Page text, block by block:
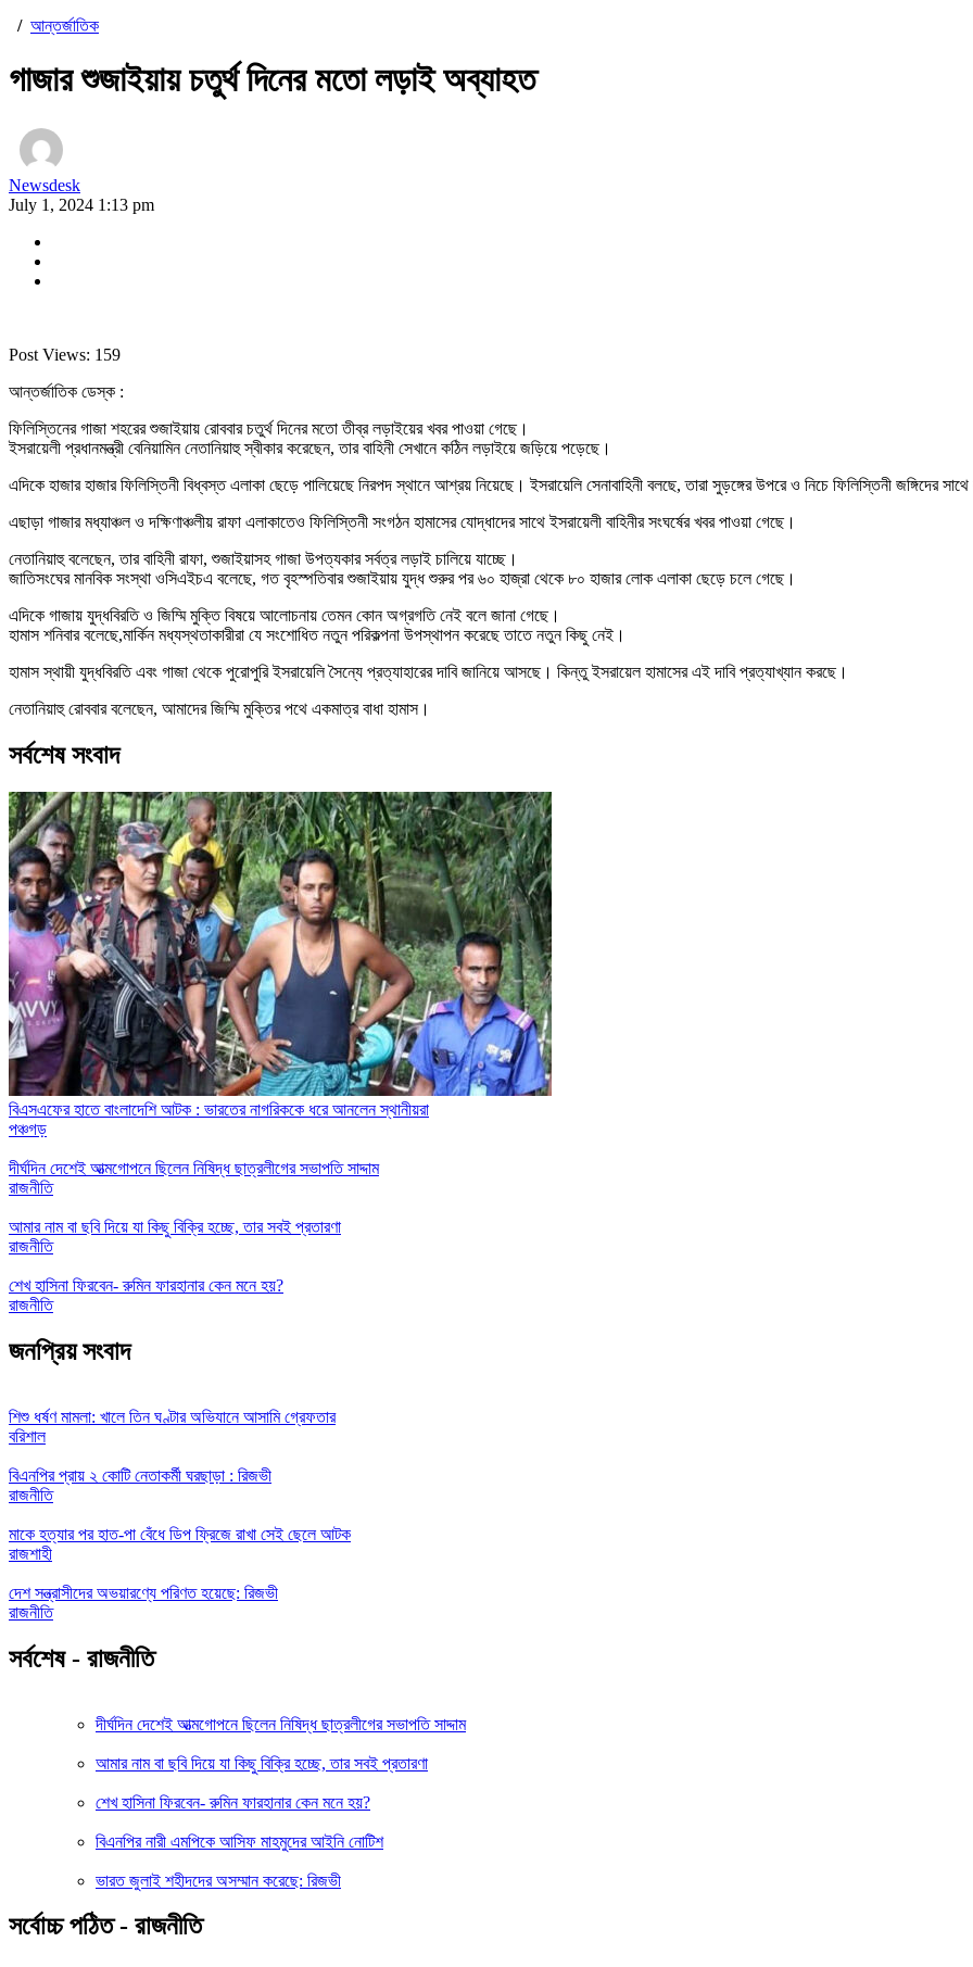
/ আন্তর্জাতিক
গাজার শুজাইয়ায় চতুর্থ দিনের মতো লড়াই অব্যাহত
Newsdesk
July 1, 2024 1:13 pm
Post Views: 159
আন্তর্জাতিক ডেস্ক :
ফিলিস্তিনের গাজা শহরের শুজাইয়ায় রোববার চতুর্থ দিনের মতো তীব্র লড়াইয়ের খবর পাওয়া গেছে।
ইসরায়েলী প্রধানমন্ত্রী বেনিয়ামিন নেতানিয়াহু স্বীকার করেছেন, তার বাহিনী সেখানে কঠিন লড়াইয়ে জড়িয়ে পড়েছে।
এদিকে হাজার হাজার ফিলিস্তিনী বিধ্বস্ত এলাকা ছেড়ে পালিয়েছে নিরপদ স্থানে আশ্রয় নিয়েছে। ইসরায়েলি সেনাবাহিনী বলছে, তারা সুড়ঙ্গের উপরে ও নিচে ফিলিস্তিনী জঙ্গিদের সাথে
এছাড়া গাজার মধ্যাঞ্চল ও দক্ষিণাঞ্চলীয় রাফা এলাকাতেও ফিলিস্তিনী সংগঠন হামাসের যোদ্ধাদের সাথে ইসরায়েলী বাহিনীর সংঘর্ষের খবর পাওয়া গেছে।
নেতানিয়াহু বলেছেন, তার বাহিনী রাফা, শুজাইয়াসহ গাজা উপত্যকার সর্বত্র লড়াই চালিয়ে যাচ্ছে।
জাতিসংঘের মানবিক সংস্থা ওসিএইচএ বলেছে, গত বৃহস্পতিবার শুজাইয়ায় যুদ্ধ শুরুর পর ৬০ হাজ্রা থেকে ৮০ হাজার লোক এলাকা ছেড়ে চলে গেছে।
এদিকে গাজায় যুদ্ধবিরতি ও জিম্মি মুক্তি বিষয়ে আলোচনায় তেমন কোন অগ্রগতি নেই বলে জানা গেছে।
হামাস শনিবার বলেছে,মার্কিন মধ্যস্থতাকারীরা যে সংশোধিত নতুন পরিকল্পনা উপস্থাপন করেছে তাতে নতুন কিছু নেই।
হামাস স্থায়ী যুদ্ধবিরতি এবং গাজা থেকে পুরোপুরি ইসরায়েলি সৈন্যে প্রত্যাহারের দাবি জানিয়ে আসছে। কিন্তু ইসরায়েল হামাসের এই দাবি প্রত্যাখ্যান করছে।
নেতানিয়াহু রোববার বলেছেন, আমাদের জিম্মি মুক্তির পথে একমাত্র বাধা হামাস।
সর্বশেষ সংবাদ
বিএসএফের হাতে বাংলাদেশি আটক : ভারতের নাগরিককে ধরে আনলেন স্থানীয়রা
পঞ্চগড়
দীর্ঘদিন দেশেই আত্মগোপনে ছিলেন নিষিদ্ধ ছাত্রলীগের সভাপতি সাদ্দাম
রাজনীতি
আমার নাম বা ছবি দিয়ে যা কিছু বিক্রি হচ্ছে, তার সবই প্রতারণা
রাজনীতি
শেখ হাসিনা ফিরবেন- রুমিন ফারহানার কেন মনে হয়?
রাজনীতি
জনপ্রিয় সংবাদ
শিশু ধর্ষণ মামলা: খালে তিন ঘণ্টার অভিযানে আসামি গ্রেফতার
বরিশাল
বিএনপির প্রায় ২ কোটি নেতাকর্মী ঘরছাড়া : রিজভী
রাজনীতি
মাকে হত্যার পর হাত-পা বেঁধে ডিপ ফ্রিজে রাখা সেই ছেলে আটক
রাজশাহী
দেশ সন্ত্রাসীদের অভয়ারণ্যে পরিণত হয়েছে: রিজভী
রাজনীতি
সর্বশেষ - রাজনীতি
দীর্ঘদিন দেশেই আত্মগোপনে ছিলেন নিষিদ্ধ ছাত্রলীগের সভাপতি সাদ্দাম
আমার নাম বা ছবি দিয়ে যা কিছু বিক্রি হচ্ছে, তার সবই প্রতারণা
শেখ হাসিনা ফিরবেন- রুমিন ফারহানার কেন মনে হয়?
বিএনপির নারী এমপিকে আসিফ মাহমুদের আইনি নোটিশ
ভারত জুলাই শহীদদের অসম্মান করেছে: রিজভী
সর্বোচ্চ পঠিত - রাজনীতি